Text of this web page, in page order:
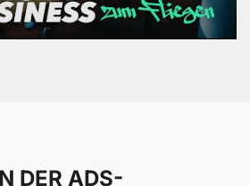
DER ADS-